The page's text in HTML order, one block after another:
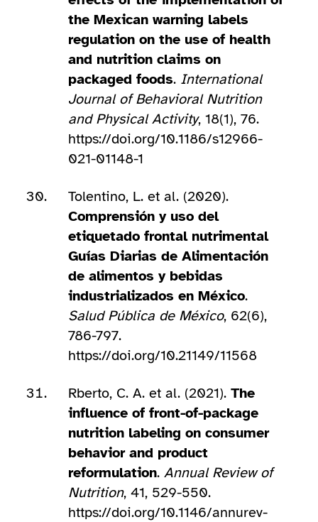
the Mexican warning labels
regulation on the use of health
and nutrition claims on
packaged foods. International
Journal of Behavioral Nutrition
and Physical Activity, 18(1), 76.
https://doi.org/10.1186/s12966-
021-01148-1
Tolentino, L. et al. (2020).
Comprensión y uso del
etiquetado frontal nutrimental
Guías Diarias de Alimentación
de alimentos y bebidas
industrializados en México.
Salud Pública de México, 62(6),
786-797.
https://doi.org/10.21149/11568
Rberto, C. A. et al. (2021). The
influence of front-of-package
nutrition labeling on consumer
behavior and product
reformulation. Annual Review of
Nutrition, 41, 529-550.
https://doi.org/10.1146/annurev-